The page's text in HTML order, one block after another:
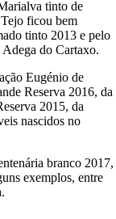
tinto de
ficou bem
tinto 2013 e pelo
do Cartaxo.
Eugénio de
Reserva 2016, da
2015, da
nascidos no
branco 2017,
exemplos, entre